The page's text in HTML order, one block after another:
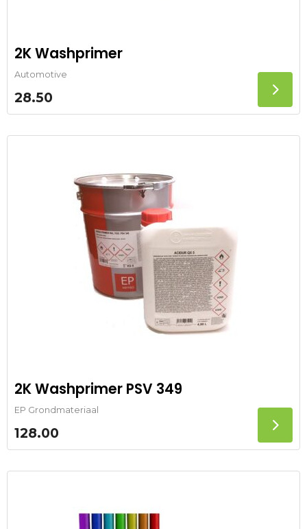
2K Washprimer
Automotive
28.50
2K Washprimer PSV 349
EP Grondmateriaal
128.00